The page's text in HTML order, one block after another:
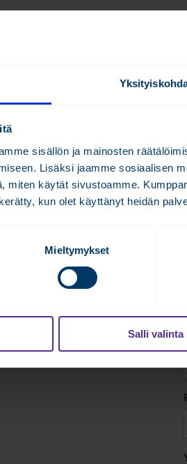
sisällön ja mainosten
Lisäksi jaamme sosiaalisen
miten käytät sivustoamme.
kun olet käyttänyt heidän
Mieltymykset
Salli valinta